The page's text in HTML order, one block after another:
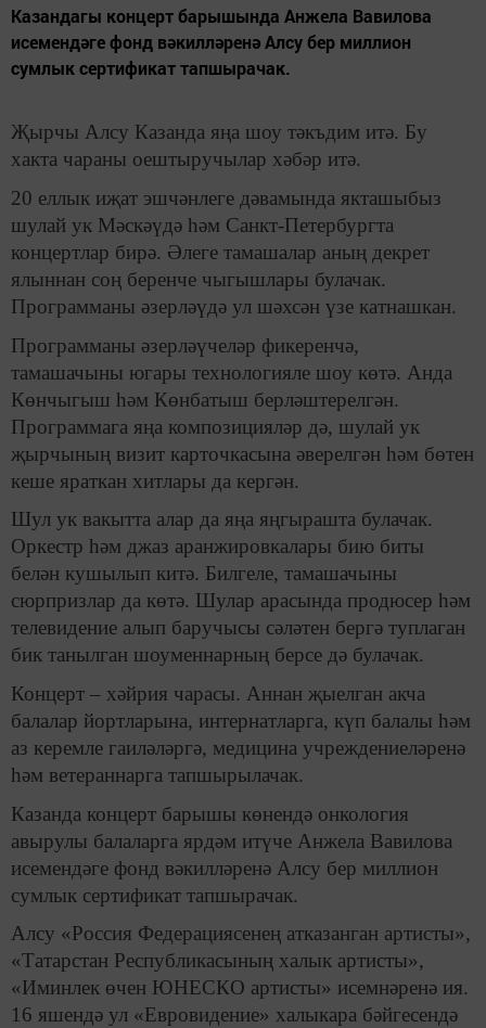
Казандагы концерт барышында Анжела Вавилова
исемендәге фонд вәкилләренә Алсу бер миллион
сумлык сертификат тапшырачак.
Җырчы Алсу Казанда яңа шоу тәкъдим итә. Бу
хакта чараны оештыручылар хәбәр итә.
20 еллык иҗат эшчәнлеге дәвамында якташыбыз
шулай ук Мәскәүдә һәм Санкт-Петербургта
концертлар бирә. Әлеге тамашалар аның декрет
ялыннан соң беренче чыгышлары булачак.
Программаны әзерләүдә ул шәхсән үзе катнашкан.
Программаны әзерләүчеләр фикеренчә,
тамашачыны югары технологияле шоу көтә. Анда
Көнчыгыш һәм Көнбатыш берләштерелгән.
Программага яңа композицияләр дә, шулай ук
җырчының визит карточкасына әверелгән һәм бөтен
кеше яраткан хитлары да кергән.
Шул ук вакытта алар да яңа яңгырашта булачак.
Оркестр һәм джаз аранжировкалары бию биты
белән кушылып китә. Билгеле, тамашачыны
сюрпризлар да көтә. Шулар арасында продюсер һәм
телевидение алып баручысы сәләтен бергә туплаган
бик танылган шоуменнарның берсе дә булачак.
Концерт – хәйрия чарасы. Аннан җыелган акча
балалар йортларына, интернатларга, күп балалы һәм
аз керемле гаиләләргә, медицина учреждениеләренә
һәм ветераннарга тапшырылачак.
Казанда концерт барышы көнендә онкология
авырулы балаларга ярдәм итүче Анжела Вавилова
исемендәге фонд вәкилләренә Алсу бер миллион
сумлык сертификат тапшырачак.
Алсу «Россия Федерациясенең атказанган артисты»,
«Татарстан Республикасының халык артисты»,
«Иминлек өчен ЮНЕСКО артисты» исемнәренә ия.
16 яшендә ул «Евровидение» халыкара бәйгесендә